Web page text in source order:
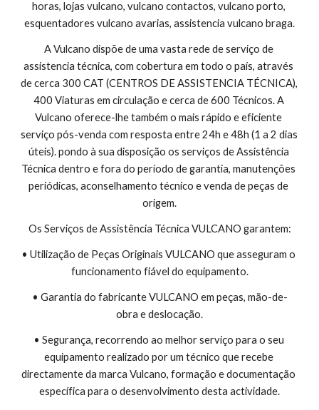
horas, lojas vulcano, vulcano contactos, vulcano porto,
esquentadores vulcano avarias, assistencia vulcano braga.
A Vulcano dispõe de uma vasta rede de serviço de
assistencia técnica, com cobertura em todo o país, através
de cerca 300 CAT (CENTROS DE ASSISTENCIA TÉCNICA),
400 Viaturas em circulação e cerca de 600 Técnicos. A
Vulcano oferece-lhe também o mais rápido e eficiente
serviço pós-venda com resposta entre 24h e 48h (1 a 2 dias
úteis). pondo à sua disposição os serviços de Assistência
Técnica dentro e fora do período de garantia, manutenções
periódicas, aconselhamento técnico e venda de peças de
origem.
Os Serviços de Assistência Técnica VULCANO garantem:
• Utilização de Peças Originais VULCANO que asseguram o
funcionamento fiável do equipamento.
• Garantia do fabricante VULCANO em peças, mão-de-
obra e deslocação.
• Segurança, recorrendo ao melhor serviço para o seu
equipamento realizado por um técnico que recebe
directamente da marca Vulcano, formação e documentação
específica para o desenvolvimento desta actividade.